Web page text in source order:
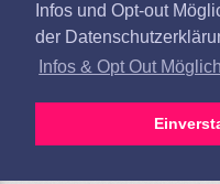
Infos und Opt-out
der
Infos & Opt Out